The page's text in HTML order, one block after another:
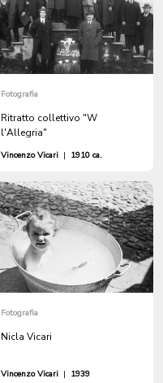
Fotografia
Ritratto collettivo "W
l'Allegria"
Vincenzo Vicari | 1910 ca.
Fotografia
Nicla Vicari
Vincenzo Vicari | 1939